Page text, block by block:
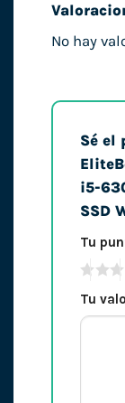
No hay
Sé el
i5-
SSD
Tu
Tu